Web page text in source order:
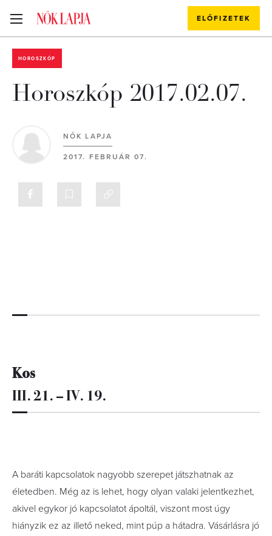
ELŐFIZETEK
HOROSZKÓP
Horoszkóp 2017.02.07.
NŐK LAPJA
2017. FEBRUÁR 07.
Kos
III. 21. – IV. 19.
A baráti kapcsolatok nagyobb szerepet játszhatnak az
életedben. Még az is lehet, hogy olyan valaki jelentkezhet,
akivel egykor jó kapcsolatot ápoltál, viszont most úgy
hiányzik ez az illető neked, mint púp a hátadra. Vásárlásra jó